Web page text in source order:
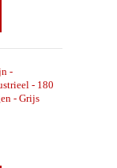
-
- 180
- Grijs